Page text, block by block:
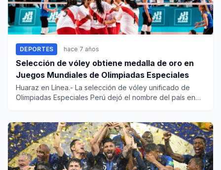
DEPORTES hace 7 años
Selección de vóley obtiene medalla de oro en
Juegos Mundiales de Olimpiadas Especiales
Huaraz en Línea.- La selección de vóley unificado de
Olimpiadas Especiales Perú dejó el nombre del país en